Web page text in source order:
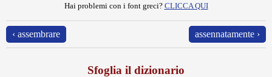
Hai problemi con i font greci? CLICCA QUI
‹ assembrare assennatamente ›
Sfoglia il dizionario